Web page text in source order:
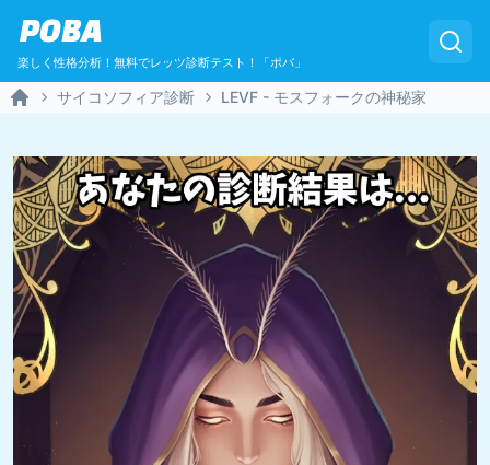
POBA
楽しく性格分析！無料でレッツ診断テスト！「ポバ」
サイコソフィア診断 LEVF - モスフォークの神秘家